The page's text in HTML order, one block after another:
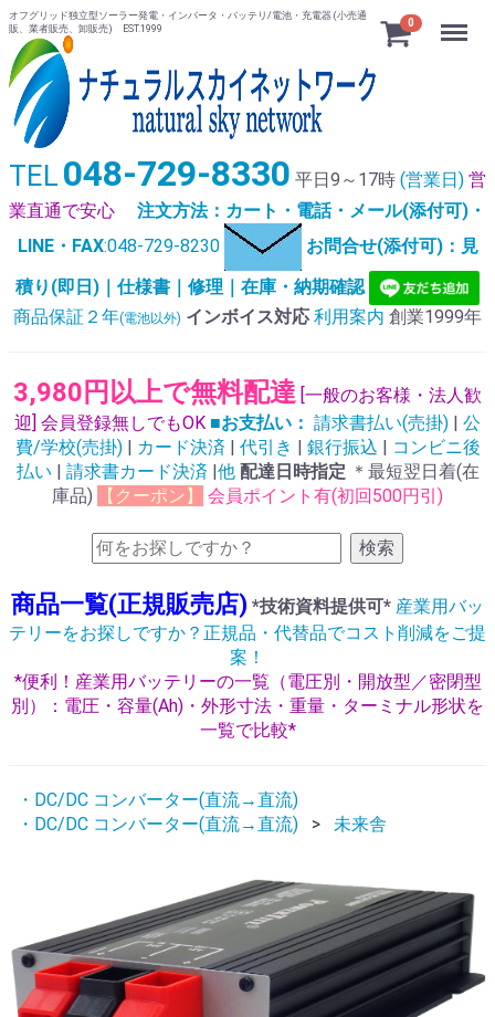
オフグリッド独立型ソーラー発電・インバータ・バッテリ/電池・充電器 (小売通
販、業者販売、卸販売) EST.1999
0 Menu
TEL 048-729-8330 平日9～17時 (営業日) 営
業直通で安心
注文方法：カート・電話・メール(添付可)・
LINE・FAX:048-729-8230
お問合せ(添付可)：見
積り(即日)｜仕様書｜修理｜在庫・納期確認
商品保証２年(電池以外) インボイス対応 利用案内 創業1999年
3,980円以上で無料配達 [一般のお客様・法人歓
迎] 会員登録無しでもOK ■お支払い： 請求書払い(売掛) | 公
費/学校(売掛) | カード決済 | 代引き | 銀行振込 | コンビニ後
払い | 請求書カード決済 |他 配達日時指定 ＊最短翌日着(在
庫品)
【クーポン】 会員ポイント有(初回500円引)
検索
商品一覧(正規販売店) *技術資料提供可* 産業用バッ
テリーをお探しですか？正規品・代替品でコスト削減をご提
案！
*便利！産業用バッテリーの一覧（電圧別・開放型／密閉型
別）：電圧・容量(Ah)・外形寸法・重量・ターミナル形状を
一覧で比較*
・DC/DC コンバーター(直流→直流)
・DC/DC コンバーター(直流→直流)
未来舎